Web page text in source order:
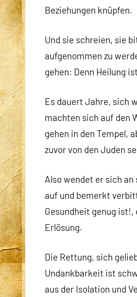
Beziehungen knüpfen.
Und sie schreien, sie
aufgenommen zu
gehen: Denn Heilung
Es dauert Jahre, sich
machten sich auf den
gehen in den Tempel,
zuvor von den Juden
Also wendet er sich
auf und bemerkt
Gesundheit genug
Erlösung.
Die Rettung, sich
Undankbarkeit ist
aus der Isolation und